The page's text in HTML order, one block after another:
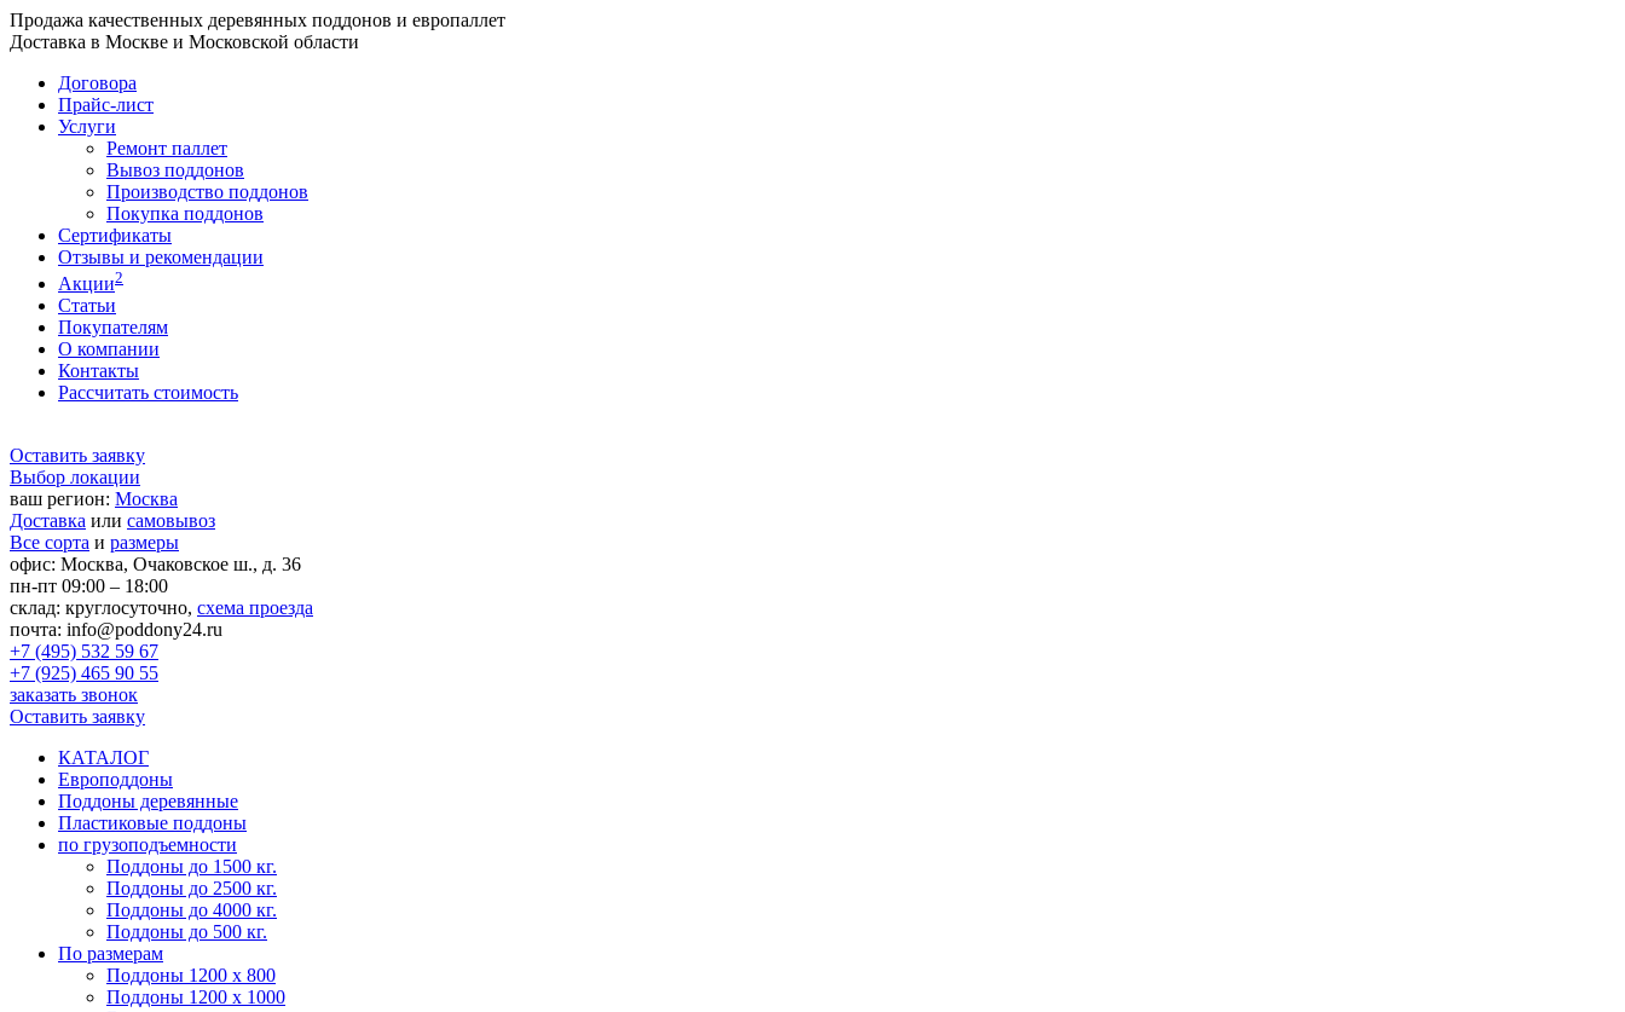
Продажа качественных деревянных поддонов и европаллет
Доставка в Москве и Московской области
Договора
Прайс-лист
Услуги
Ремонт паллет
Вывоз поддонов
Производство поддонов
Покупка поддонов
Сертификаты
Отзывы и рекомендации
Акции2
Статьи
Покупателям
О компании
Контакты
Рассчитать стоимость
Оставить заявку
Выбор локации
ваш регион: Москва
Доставка или самовывоз
Все сорта и размеры
офис: Москва, Очаковское ш., д. 36
пн-пт 09:00 – 18:00
склад: круглосуточно, схема проезда
почта: info@poddony24.ru
+7 (495) 532 59 67
+7 (925) 465 90 55
заказать звонок
Оставить заявку
КАТАЛОГ
Европоддоны
Поддоны деревянные
Пластиковые поддоны
по грузоподъемности
Поддоны до 1500 кг.
Поддоны до 2500 кг.
Поддоны до 4000 кг.
Поддоны до 500 кг.
По размерам
Поддоны 1200 х 800
Поддоны 1200 х 1000